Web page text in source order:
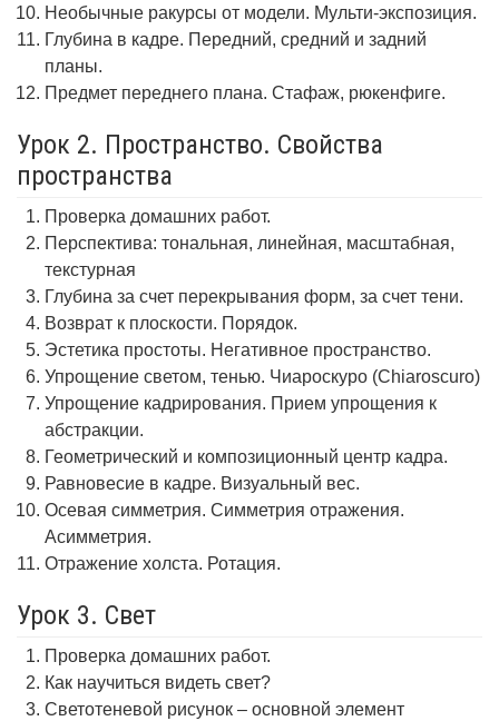
Необычные ракурсы от модели. Мульти-экспозиция.
Глубина в кадре. Передний, средний и задний
планы.
Предмет переднего плана. Стафаж, рюкенфиге.
Урок 2. Пространство. Свойства
пространства
Проверка домашних работ.
Перспектива: тональная, линейная, масштабная,
текстурная
Глубина за счет перекрывания форм, за счет тени.
Возврат к плоскости. Порядок.
Эстетика простоты. Негативное пространство.
Упрощение светом, тенью. Чиароскуро (Chiaroscuro)
Упрощение кадрирования. Прием упрощения к
абстракции.
Геометрический и композиционный центр кадра.
Равновесие в кадре. Визуальный вес.
Осевая симметрия. Симметрия отражения.
Асимметрия.
Отражение холста. Ротация.
Урок 3. Свет
Проверка домашних работ.
Как научиться видеть свет?
Светотеневой рисунок – основной элемент